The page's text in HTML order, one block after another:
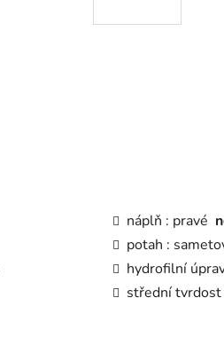
náplň : pravé
potah :
hydrofilní
střední tvrdost